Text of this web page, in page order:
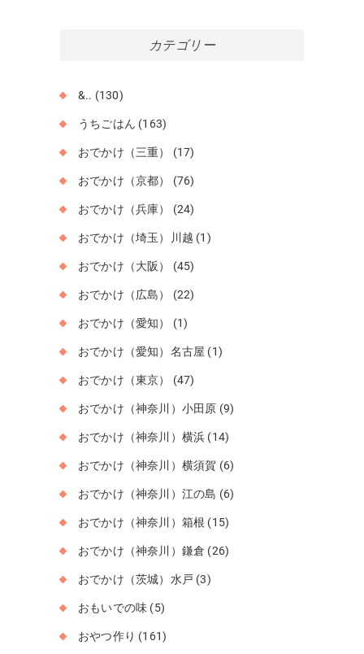
カテゴリー
&.. (130)
うちごはん (163)
おでかけ（三重） (17)
おでかけ（京都） (76)
おでかけ（兵庫） (24)
おでかけ（埼玉）川越 (1)
おでかけ（大阪） (45)
おでかけ（広島） (22)
おでかけ（愛知） (1)
おでかけ（愛知）名古屋 (1)
おでかけ（東京） (47)
おでかけ（神奈川）小田原 (9)
おでかけ（神奈川）横浜 (14)
おでかけ（神奈川）横須賀 (6)
おでかけ（神奈川）江の島 (6)
おでかけ（神奈川）箱根 (15)
おでかけ（神奈川）鎌倉 (26)
おでかけ（茨城）水戸 (3)
おもいでの味 (5)
おやつ作り (161)